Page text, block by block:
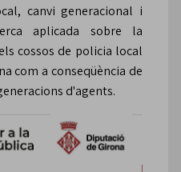
canvi generacional i
aplicada sobre la
cossos de policia local
com a conseqüència de
d'agents.